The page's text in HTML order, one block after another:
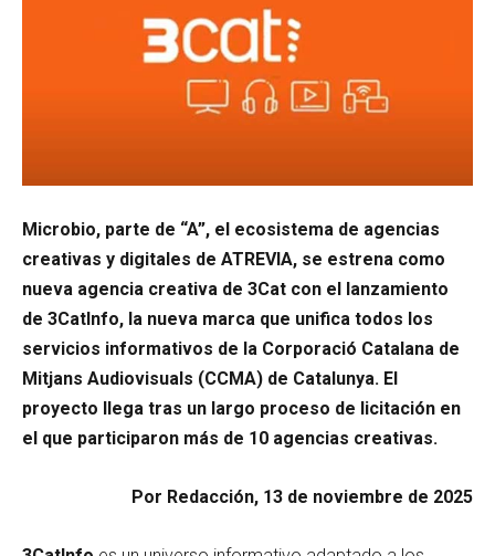
Microbio, parte de “A”, el ecosistema de agencias
creativas y digitales de ATREVIA, se estrena como
nueva agencia creativa de 3Cat con el lanzamiento
de 3CatInfo, la nueva marca que unifica todos los
servicios informativos de la Corporació Catalana de
Mitjans Audiovisuals (CCMA) de Catalunya. El
proyecto llega tras un largo proceso de licitación en
el que participaron más de 10 agencias creativas.
Por Redacción, 13 de noviembre de 2025